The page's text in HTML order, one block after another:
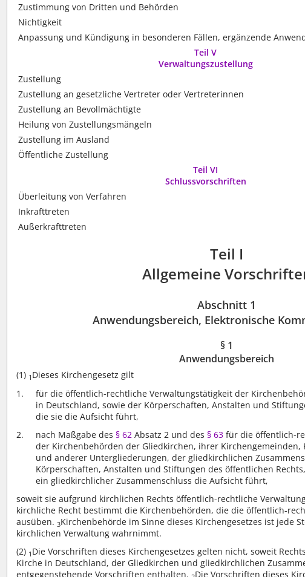
Zustimmung von Dritten und Behörden
Nichtigkeit
Anpassung und Kündigung in besonderen Fällen, ergänzende
Teil V
Verwaltungszustellung
Zustellung
Zustellung an gesetzliche Vertreter oder Vertreterinnen
Zustellung an Bevollmächtigte
Heilung von Zustellungsmängeln
Zustellung im Ausland
Öffentliche Zustellung
Teil VI
Schlussvorschriften
Überleitung von Verfahren
Inkrafttreten
Außerkrafttreten
Teil I
Allgemeine
Abschnitt 1
Anwendungsbereich, Elektronische
§ 1
Anwendungsbereich
(1) 1 Dieses Kirchengesetz gilt
für die öffentlich-rechtliche Verwaltungstätigkeit der
in Deutschland, sowie der Körperschaften, Anstalten und
die sie die Aufsicht führt,
nach Maßgabe des § 62 Absatz 2 und des § 63 für die öffentlich-
der Kirchenbehörden der Gliedkirchen, ihrer Kirchengemeinden,
und anderer Untergliederungen, der gliedkirchlichen
Körperschaften, Anstalten und Stiftungen des öffentlichen
ein gliedkirchlicher Zusammenschluss die Aufsicht führt,
soweit sie aufgrund kirchlichen Rechts öffentlich-rechtliche
kirchliche Recht bestimmt die Kirchenbehörden, die die öffentlich-
ausüben.3Kirchenbehörde im Sinne dieses Kirchengesetzes ist jede
kirchlichen Verwaltung wahrnimmt.
(2) 1 Die Vorschriften dieses Kirchengesetzes gelten nicht, soweit
Kirche in Deutschland, der Gliedkirchen und gliedkirchlichen
entgegenstehende Vorschriften enthalten.
Die Vorschriften dieses